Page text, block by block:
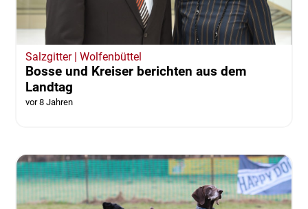
Salzgitter | Wolfenbüttel
Bosse und Kreiser berichten aus dem
Landtag
vor 8 Jahren